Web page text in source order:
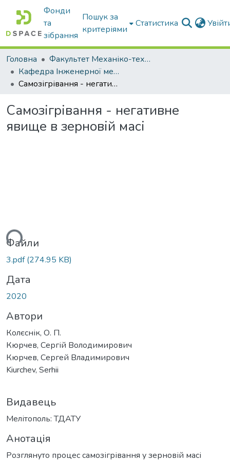
Фонди
та
зібрання
Пошук за
критеріями
Статистика
Головна
Факультет Механіко-технологічний
Кафедра Інженерної механіки та комп'ютерного проектування
Самозігрівання - негативне явище в зерновій масі
Самозігрівання - негативне
явище в зерновій масі
Файли
3.pdf(274.95 KB)
Дата
2020
Автори
Колєснік, О. П.
Кюрчев, Сергій Володимирович
Кюрчев, Сергей Владимирович
Kiurchеv, Serhii
Видавець
Мелітополь: ТДАТУ
Анотація
Розглянуто процес самозігрівання у зерновій масі